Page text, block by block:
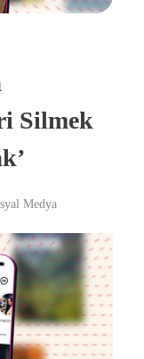
Silmek
Medya